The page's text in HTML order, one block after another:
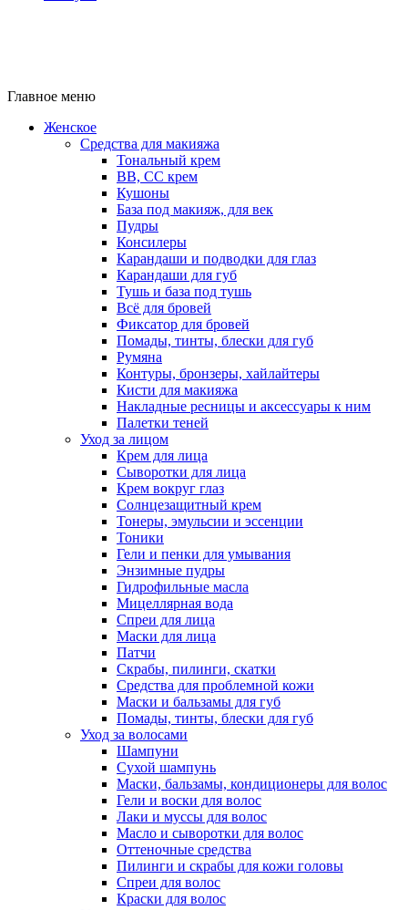
Главное меню
Женское
Средства для макияжа
Тональный крем
BB, CC крем
Кушоны
База под макияж, для век
Пудры
Консилеры
Карандаши и подводки для глаз
Карандаши для губ
Тушь и база под тушь
Всё для бровей
Фиксатор для бровей
Помады, тинты, блески для губ
Румяна
Контуры, бронзеры, хайлайтеры
Кисти для макияжа
Накладные ресницы и аксессуары к ним
Палетки теней
Уход за лицом
Крем для лица
Сыворотки для лица
Крем вокруг глаз
Солнцезащитный крем
Тонеры, эмульсии и эссенции
Тоники
Гели и пенки для умывания
Энзимные пудры
Гидрофильные масла
Мицеллярная вода
Спреи для лица
Маски для лица
Патчи
Скрабы, пилинги, скатки
Средства для проблемной кожи
Маски и бальзамы для губ
Помады, тинты, блески для губ
Уход за волосами
Шампуни
Сухой шампунь
Маски, бальзамы, кондиционеры для волос
Гели и воски для волос
Лаки и муссы для волос
Масло и сыворотки для волос
Оттеночные средства
Пилинги и скрабы для кожи головы
Спреи для волос
Краски для волос